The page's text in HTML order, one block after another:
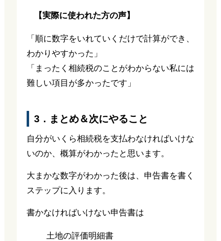
【実際に使われた方の声】
「順に数字をいれていくだけで計算ができ、
わかりやすかった」
「まったく相続税のことがわからない私には
難しい項目が多かったです」
3．まとめ＆次にやること
自分がいくら相続税を支払わなければいけな
いのか、概算がわかったと思います。
大まかな数字がわかった後は、申告書を書く
ステップに入ります。
書かなければいけない申告書は
土地の評価明細書